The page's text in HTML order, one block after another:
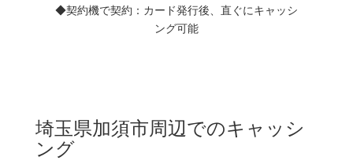
◆契約機で契約：カード発行後、直ぐにキャッシ
ング可能
埼玉県加須市周辺でのキャッシ
ング